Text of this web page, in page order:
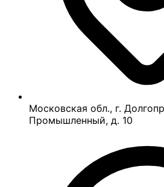
Московская обл., г.
Промышленный, д. 10